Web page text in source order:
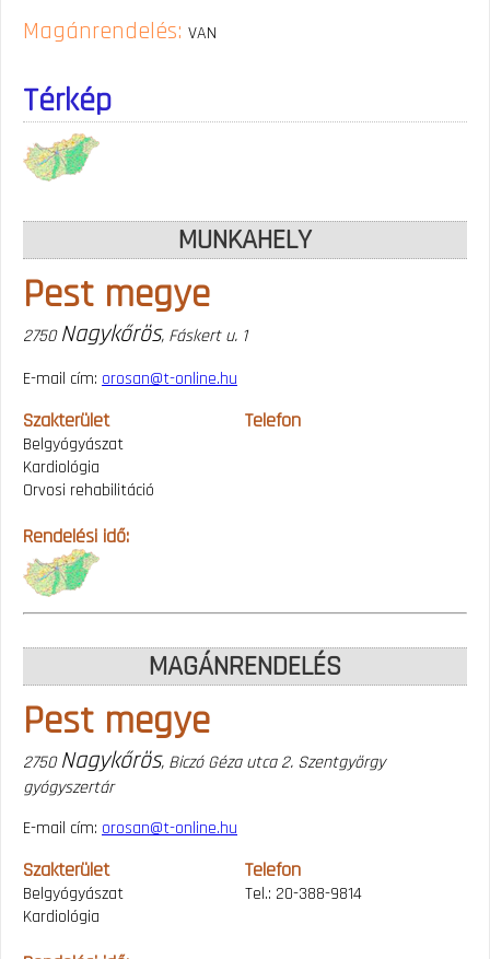
Magánrendelés: VAN
Térkép
MUNKAHELY
Pest megye
2750Nagykőrös, Fáskert u. 1
E-mail cím: orosan@t-online.hu
Szakterület
Belgyógyászat
Kardiológia
Orvosi rehabilitáció
Telefon
Rendelési idő:
MAGÁNRENDELÉS
Pest megye
2750Nagykőrös, Biczó Géza utca 2. Szentgyörgy
gyógyszertár
E-mail cím: orosan@t-online.hu
Szakterület
Belgyógyászat
Kardiológia
Telefon
Tel.: 20-388-9814